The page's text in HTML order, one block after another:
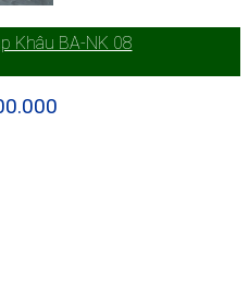
Khâu BA-NK 08